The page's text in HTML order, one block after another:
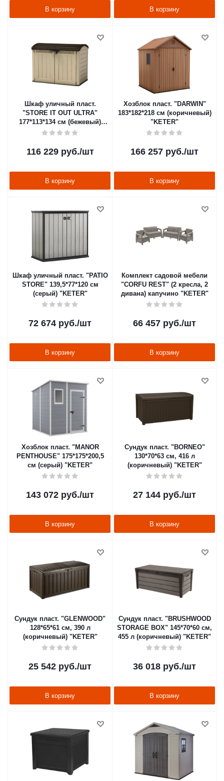
В корзину В корзину
Шкаф уличный пласт.
"STORE IT OUT ULTRA"
177*113*134 см (бежевый)
"KETER"
116 229руб./шт
В корзину
Хозблок пласт. "DARWIN"
183*182*218 см (коричневый)
"KETER"
166 257 руб./шт
В корзину
Шкаф уличный пласт. "PATIO
STORE" 139,5*77*120 см
(серый) "KETER"
72 674 руб./шт
В корзину
Комплект садовой мебели
"CORFU REST" (2 кресла, 2
дивана) капучино "KETER"
66 457 руб./шт
В корзину
Хозблок пласт. "MANOR
PENTHOUSE" 175*175*200,5
см (серый) "KETER"
143 072 руб./шт
В корзину
Сундук пласт. "BORNEO"
130*70*63 см, 416 л
(коричневый) "KETER"
27 144 руб./шт
В корзину
Сундук пласт. "GLENWOOD"
128*65*61 см, 390 л
(коричневый) "KETER"
25 542 руб./шт
В корзину
Сундук пласт. "BRUSHWOOD
STORAGE BOX" 145*70*60 см,
455 л (коричневый) "KETER"
36 018 руб./шт
В корзину